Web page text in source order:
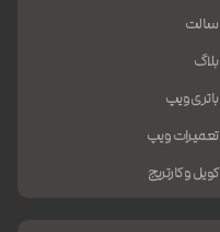
سالت
بلاگ
باتری ویپ
تعمیرات ویپ
کویل و کارتریج